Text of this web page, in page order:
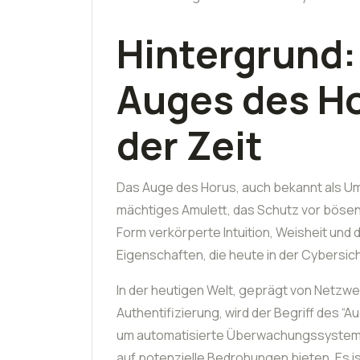
Auges des
der Zeit
Das Auge des Horus, auch bekannt als
mächtiges Amulett, das Schutz vor
Form verkörperte Intuition, Weisheit und
Eigenschaften, die heute in der
In der heutigen Welt, geprägt von
Authentifizierung, wird der Begriff des
um automatisierte